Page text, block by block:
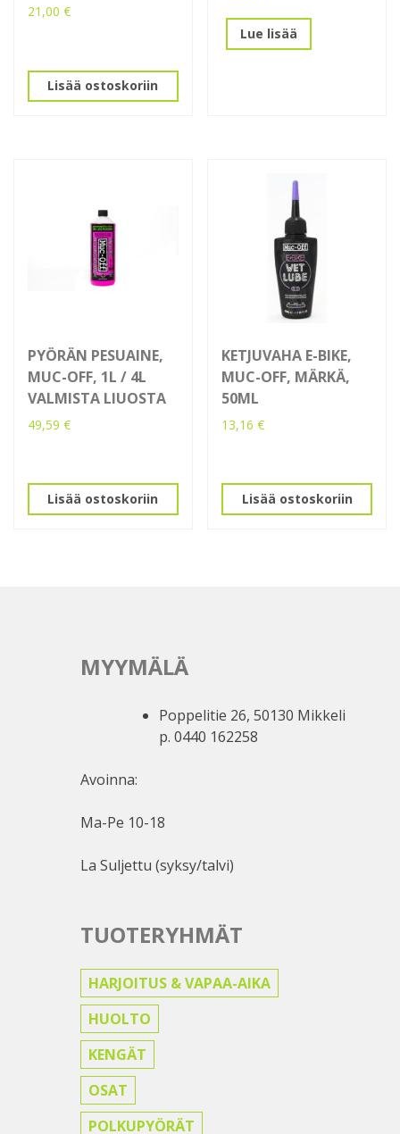
21,00 €
Lisää ostoskoriin
Lue lisää
PYÖRÄN PESUAINE,
MUC-OFF, 1L / 4L
VALMISTA LIUOSTA
49,59 €
Lisää ostoskoriin
KETJUVAHA E-BIKE,
MUC-OFF, MÄRKÄ,
50ML
13,16€
Lisää ostoskoriin
MYYMÄLÄ
Poppelitie 26, 50130 Mikkeli
p. 0440 162258
Avoinna:
Ma-Pe 10-18
La Suljettu (syksy/talvi)
TUOTERYHMÄT
HARJOITUS & VAPAA-AIKA
HUOLTO
KENGÄT
OSAT
POLKUPYÖRÄT